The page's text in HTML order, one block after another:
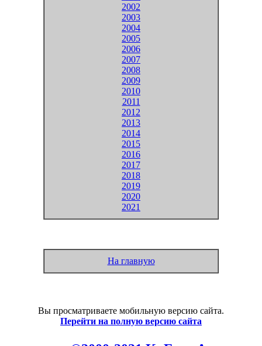
2002
2003
2004
2005
2006
2007
2008
2009
2010
2011
2012
2013
2014
2015
2016
2017
2018
2019
2020
2021
На главную
Вы просматриваете мобильную версию сайта.
Перейти на полную версию сайта